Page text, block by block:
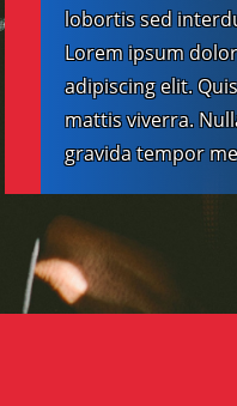
lobortis sed
Lorem ipsum
adipiscing elit.
mattis viverra.
gravida tempor